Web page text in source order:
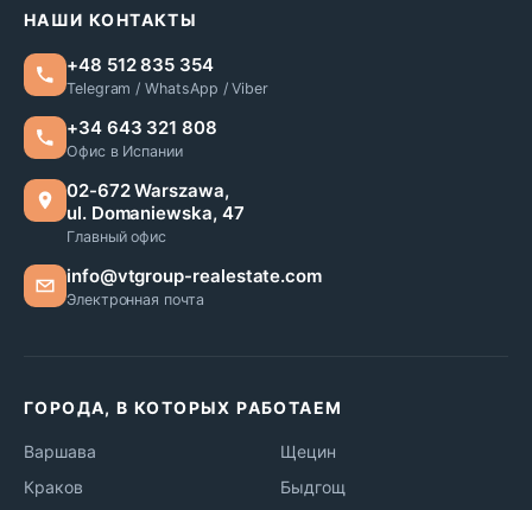
НАШИ КОНТАКТЫ
+48 512 835 354
Telegram / WhatsApp / Viber
+34 643 321 808
Офис в Испании
02-672 Warszawa,
ul. Domaniewska, 47
Главный офис
info@vtgroup-realestate.com
Электронная почта
ГОРОДА, В КОТОРЫХ РАБОТАЕМ
Варшава
Краков
Щецин
Быдгощ